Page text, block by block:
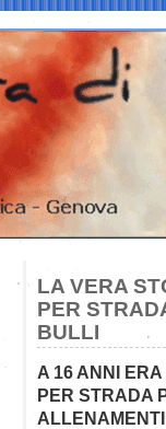
LA VERA
PER
BULLI
A 16 ANNI
PER STRADA
ALLENAMENTI